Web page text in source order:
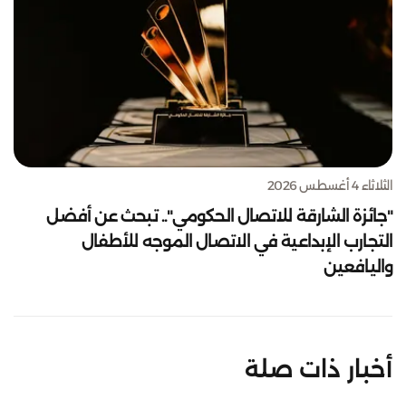
الثلاثاء 4 أغسطس 2026
"جائزة الشارقة للاتصال الحكومي".. تبحث عن أفضل
التجارب الإبداعية في الاتصال الموجه للأطفال
واليافعين
أخبار ذات صلة